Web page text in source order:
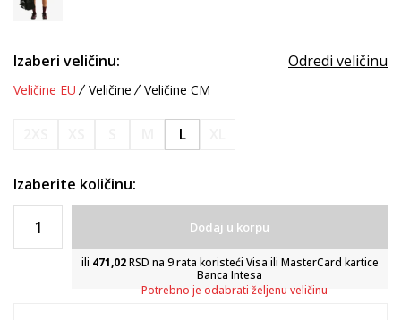
Izaberi veličinu: Odredi veličinu
Veličine EU Veličine Veličine CM
L
Izaberite količinu:
Dodaj u korpu
ili 471,02RSD na 9 rata koristeći Visa ili MasterCard kartice
Banca Intesa
Potrebno je odabrati željenu veličinu